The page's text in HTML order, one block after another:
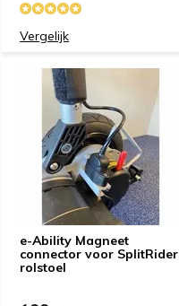
Vergelijk
e-Ability Magneet
connector voor SplitRider
rolstoel